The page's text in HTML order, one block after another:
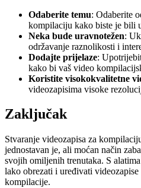
Odaberite temu: Odaberite
kompilaciju kako biste je bili
Neka bude uravnotežen:
održavanje raznolikosti i
Dodajte prijelaze:
kako bi vaš video
Koristite visokokvalitetne
videozapisima visoke
Zaključak
Stvaranje videozapisa za
jednostavan je, ali moćan način
svojih omiljenih trenutaka. S
lako obrezati i uređivati
kompilacije.